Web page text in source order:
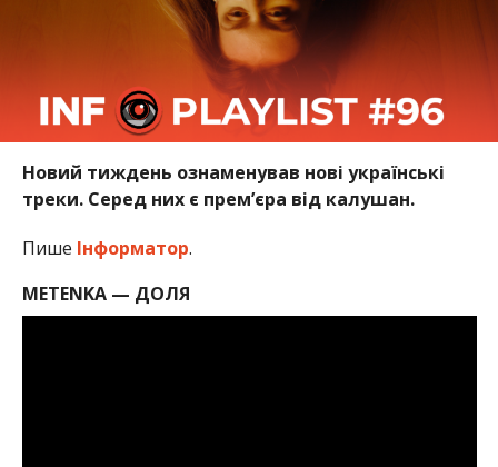
Новий тиждень ознаменував нові українські
треки. Серед них є прем’єра від калушан.
Пише Інформатор.
METENKA — ДОЛЯ